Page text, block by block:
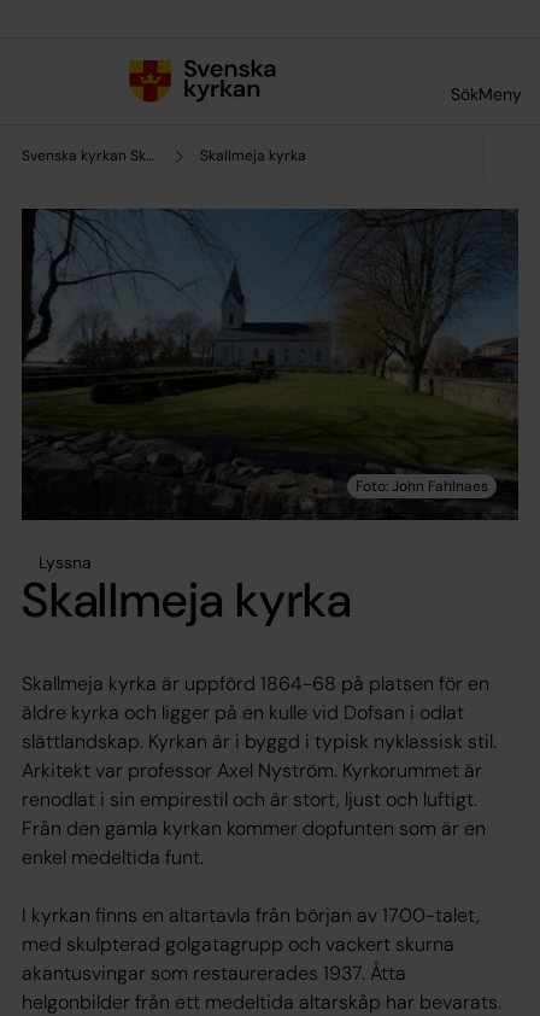
SökMeny
Svenska kyrkan Skara pastorat Skallmeja kyrka
Lyssna
Skallmeja kyrka
Skallmeja kyrka är uppförd 1864-68 på platsen för en
äldre kyrka och ligger på en kulle vid Dofsan i odlat
slättlandskap. Kyrkan är i byggd i typisk nyklassisk stil.
Arkitekt var professor Axel Nyström. Kyrkorummet är
renodlat i sin empirestil och är stort, ljust och luftigt.
Från den gamla kyrkan kommer dopfunten som är en
enkel medeltida funt.
I kyrkan finns en altartavla från början av 1700-talet,
med skulpterad golgatagrupp och vackert skurna
akantusvingar som restaurerades 1937. Åtta
helgonbilder från ett medeltida altarskåp har bevarats.